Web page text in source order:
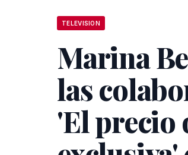
TELEVISION
Marina
las
'El precio